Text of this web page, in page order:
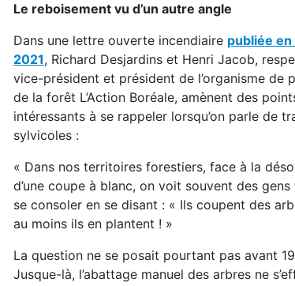
Le reboisement vu d’un autre angle
Dans une lettre ouverte incendiaire publiée
2021, Richard Desjardins et Henri Jacob,
vice-président et président de l’organisme de
de la forêt L’Action Boréale, amènent des
intéressants à se rappeler lorsqu’on parle de
sylvicoles :
« Dans nos territoires forestiers, face à la
d’une coupe à blanc, on voit souvent des
se consoler en se disant : « Ils coupent des
au moins ils en plantent ! »
La question ne se posait pourtant pas avant
Jusque-là, l’abattage manuel des arbres ne